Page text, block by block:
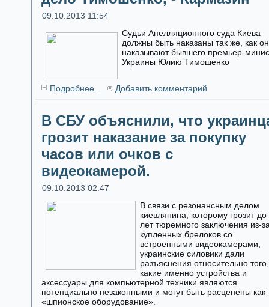
09.10.2013 11:54
Судьи Апелляционного суда Киева
должны быть наказаны так же, как
наказывают бывшего премьер-
Украины Юлию Тимошенко
Подробнее... Добавить комментарий
В СБУ объяснили, что
грозит наказание за покупку
часов или очков с
видеокамерой.
09.10.2013 02:47
В связи с резонансным делом
киевлянина, которому грозит до
лет тюремного заключения из-
купленных брелоков со
встроенными видеокамерами,
украинские силовики дали
разъяснения относительно того,
какие именно устройства и
аксессуары для компьютерной техники являются
потенциально незаконными и могут быть расценены как
«шпионское оборудование».